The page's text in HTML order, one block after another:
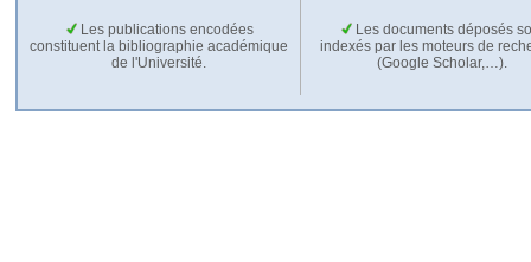
Les publications encodées
constituent la bibliographie académique
de l'Université.
Les documents déposés
indexés par les moteurs de
(Google Scholar,…).